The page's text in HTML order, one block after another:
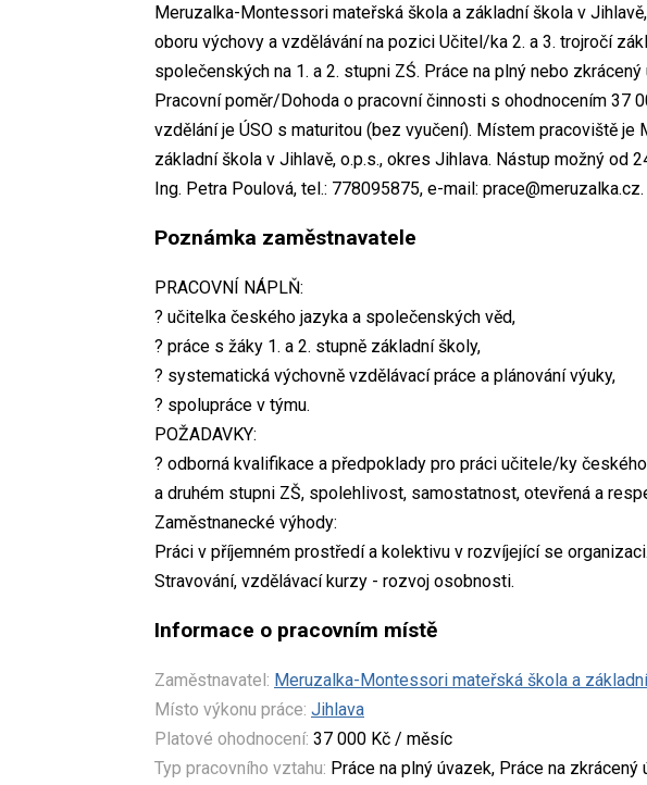
Meruzalka-Montessori mateřská škola a základní škola v
oboru výchovy a vzdělávání na pozici Učitel/ka 2. a 3. trojročí
společenských na 1. a 2. stupni ZŚ. Práce na plný nebo
Pracovní poměr/Dohoda o pracovní činnosti s ohodnocením 37
vzdělání je ÚSO s maturitou (bez vyučení). Místem pracoviště
základní škola v Jihlavě, o.p.s., okres Jihlava. Nástup možný od
Ing. Petra Poulová, tel.: 778095875, e-mail: prace@meruzalka.cz.
Poznámka zaměstnavatele
PRACOVNÍ NÁPLŇ:
? učitelka českého jazyka a společenských věd,
? práce s žáky 1. a 2. stupně základní školy,
? systematická výchovně vzdělávací práce a plánování výuky,
? spolupráce v týmu.
POŽADAVKY:
? odborná kvalifikace a předpoklady pro práci učitele/ky
a druhém stupni ZŠ, spolehlivost, samostatnost, otevřená a
Zaměstnanecké výhody:
Práci v příjemném prostředí a kolektivu v rozvíjející se organizaci.
Stravování, vzdělávací kurzy - rozvoj osobnosti.
Informace o pracovním místě
Zaměstnavatel: Meruzalka-Montessori mateřská škola a
Místo výkonu práce: Jihlava
Platové ohodnocení: 37 000 Kč / měsíc
Typ pracovního vztahu: Práce na plný úvazek, Práce na zkrácený